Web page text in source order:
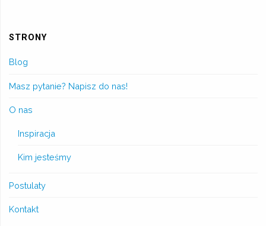
STRONY
Blog
Masz pytanie? Napisz do nas!
O nas
Inspiracja
Kim jesteśmy
Postulaty
Kontakt